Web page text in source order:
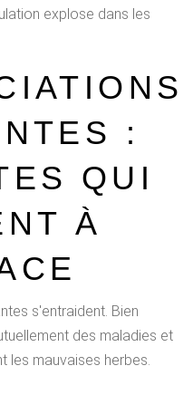
explose dans les
:
QUI
À
s'entraident. Bien
des maladies et
les mauvaises herbes.